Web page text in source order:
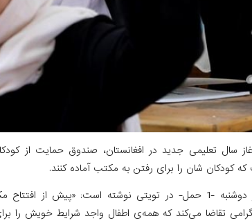
سال تعلیمی جدید در افغانستان، صندوق حمایت از
کودکان شان را برای رفتن به مکتب آماده کنند.
این نهاد روز دوشنبه -1 حمل- در تویتی نوشته است: «پیش
تقاضا می‌کند که همه‌ی اطفال واجد شرایط خویش را